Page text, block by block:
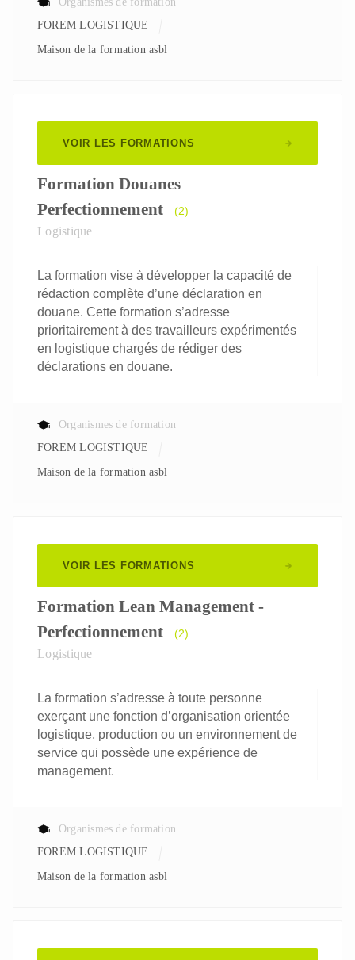
FOREM LOGISTIQUE
Maison de la formation asbl
VOIR LES FORMATIONS
Formation Douanes
Perfectionnement
(2)
Logistique
La formation vise à développer la capacité de
rédaction complète d’une déclaration en
douane. Cette formation s’adresse
prioritairement à des travailleurs expérimentés
en logistique chargés de rédiger des
déclarations en douane.
Organismes de formation
FOREM LOGISTIQUE
Maison de la formation asbl
VOIR LES FORMATIONS
Formation Lean Management -
Perfectionnement
(2)
Logistique
La formation s’adresse à toute personne
exerçant une fonction d’organisation orientée
logistique, production ou un environnement de
service qui possède une expérience de
management.
Organismes de formation
FOREM LOGISTIQUE
Maison de la formation asbl